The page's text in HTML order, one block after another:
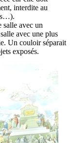
interdite au
salle avec un
avec une plus
Un couloir séparait
exposés.